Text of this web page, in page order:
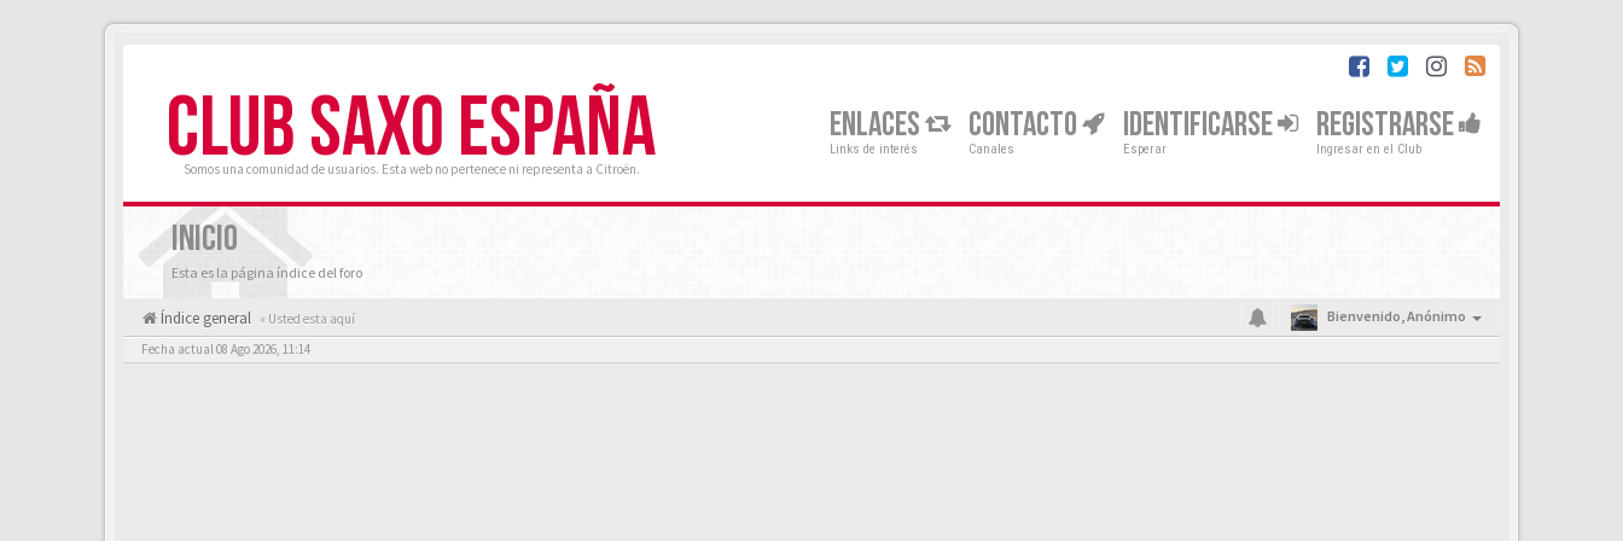
CLUB SAXO ESPAÑA
Somos una comunidad de usuarios. Esta web no pertenece ni representa a Citroën.
ENLACES
Links de interés
CONTACTO
Canales
IDENTIFICARSE
Esperar
REGISTRARSE
Ingresar en el Club
INICIO
Esta es la página índice del foro
Índice general « Usted esta aquí Bienvenido,Anónimo
Fecha actual 08 Ago 2026, 11:14